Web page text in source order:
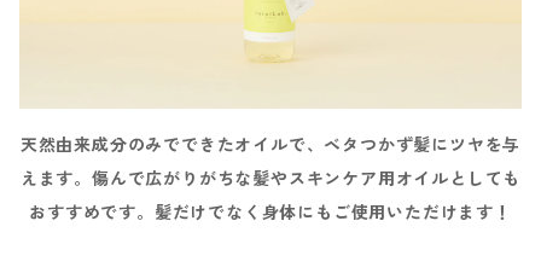
天然由来成分のみでできたオイルで、ベタつかず髪にツヤを与
えます。傷んで広がりがちな髪やスキンケア用オイルとしても
おすすめです。髪だけでなく身体にもご使用いただけます！